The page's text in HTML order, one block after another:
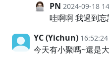
PN 2024-09-18
哇啊啊 我過到
YC (Yichun) 16:52:24
今天有小聚嗎~還是